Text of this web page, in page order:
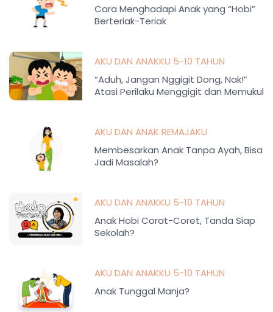
Cara Menghadapi Anak yang “Hobi”
Berteriak-Teriak
AKU DAN ANAKKU 5-10 TAHUN
“Aduh, Jangan Nggigit Dong, Nak!”
Atasi Perilaku Menggigit dan Memukul
AKU DAN ANAK REMAJAKU
Membesarkan Anak Tanpa Ayah, Bisa
Jadi Masalah?
AKU DAN ANAKKU 5-10 TAHUN
Anak Hobi Corat-Coret, Tanda Siap
Sekolah?
AKU DAN ANAKKU 5-10 TAHUN
Anak Tunggal Manja?